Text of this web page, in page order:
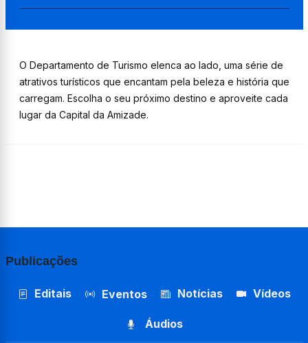
O Departamento de Turismo elenca ao lado, uma série de
atrativos turísticos que encantam pela beleza e história que
carregam. Escolha o seu próximo destino e aproveite cada
lugar da Capital da Amizade.
Publicações
Editais Eventos Notícias Vídeos
Áudios